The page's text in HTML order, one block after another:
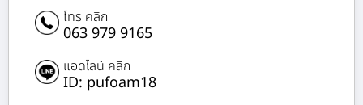
โทร คลิก
063 979 9165
แอดไลน์ คลิก
ID: pufoam18